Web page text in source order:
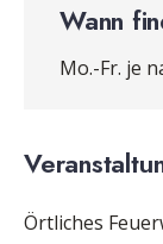
Wann
Mo.-Fr. je
Örtliches